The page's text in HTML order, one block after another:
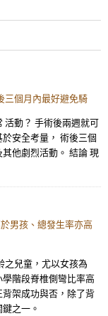
三個月內最好避免騎
活動？ 手術後兩週就可
安全考量， 術後三個
他劇烈活動。 結論 現
男孩、總發生率亦高
之兒童，尤以女孩為
階段脊椎側彎比率高
架成功與否，除了背
之一。